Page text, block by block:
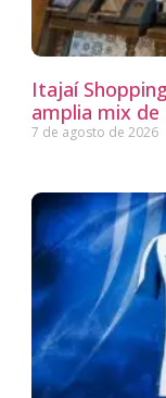
Itajaí
amplia mix
7 de agosto de 2026